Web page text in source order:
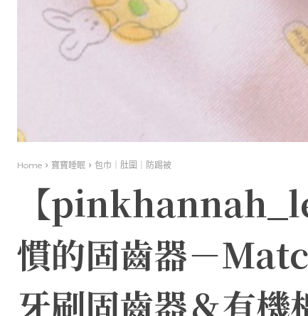
Home 寶寶睡眠 包巾｜肚圍｜防踢被
【
慣的固齒器－
牙刷固齒器＆有機